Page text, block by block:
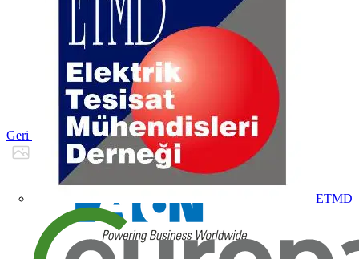
ETMD
Geri dön Ürünler